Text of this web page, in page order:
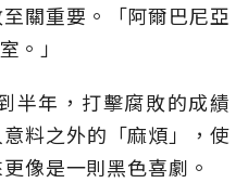
關重要。「阿爾巴尼亞
。」
半年，打擊腐敗的成績
料之外的「麻煩」，使
像是一則黑色喜劇。